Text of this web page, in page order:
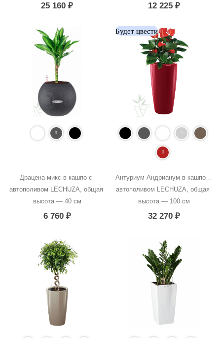
25 160₽ 12 225 ₽
Драцена микс в кашпо с
автополивом LECHUZA, общая
высота — 40 см
6 760 ₽
Будет цвести
Антуриум Андрианум в кашпо с
автополивом LECHUZA, общая
высота — 100 см
32 270 ₽